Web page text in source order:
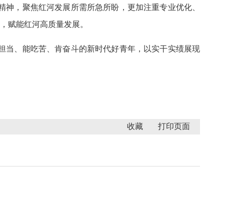
，聚焦红河发展所需所急所盼，更加注重专业优化、
赋能红河高质量发展。
当、能吃苦、肯奋斗的新时代好青年，以实干实绩展现
收藏